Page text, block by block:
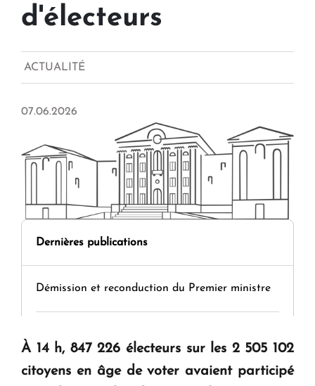
d'électeurs
ACTUALITÉ
07.06.2026
Dernières publications
Démission et reconduction du Premier ministre
guerre, on est tous des perdants »
À 14 h, 847 226 électeurs sur les 2 505 102
citoyens en âge de voter avaient participé